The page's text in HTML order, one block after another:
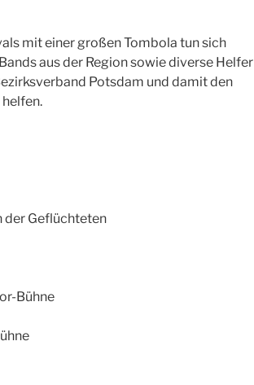
mit einer großen Tombola tun sich
aus der Region sowie diverse Helfer
Potsdam und damit den
der Geflüchteten
Bühne